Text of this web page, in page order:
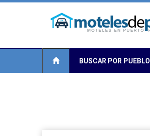
BUSCAR POR PUEBLO